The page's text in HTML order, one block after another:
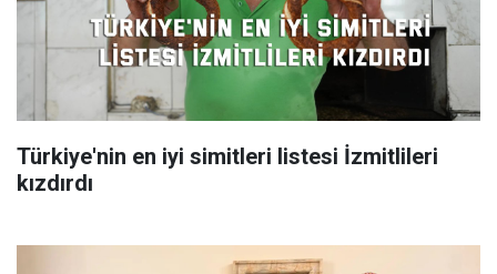
Türkiye'nin en iyi simitleri listesi İzmitlileri
kızdırdı